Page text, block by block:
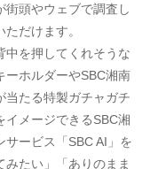
街頭やウェブで調査し
だけます。
を押してくれそうな
ーホルダーやSBC湘南
当たる特製ガチャガチ
メージできるSBC湘
ービス「SBC AI」を
たい」「ありのまま